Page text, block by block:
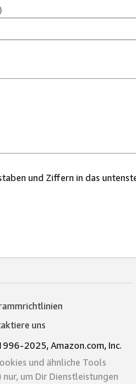
und Ziffern in das
uns
2025, Amazon.com, Inc.
und ähnliche Tools
um Dir Dienstleistungen